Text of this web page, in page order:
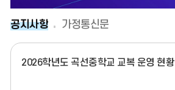
공지사항 가정통신문
2026학년도 곡선중학교 교복 운영 현황